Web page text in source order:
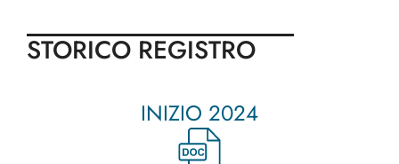
STORICO REGISTRO
INIZIO 2024